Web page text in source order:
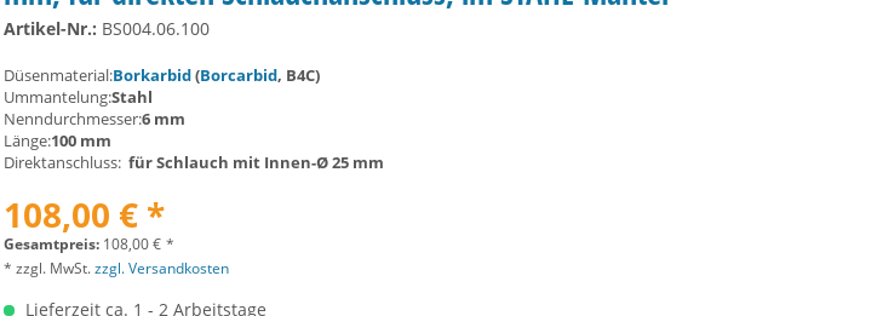
Artikel-Nr.: BS004.06.100
Düsenmaterial:Borkarbid(Borcarbid, B4C)
Ummantelung:Stahl
Nenndurchmesser:6 mm
Länge:100 mm
Direktanschluss: für Schlauch mit Innen-Ø 25 mm
108,00 € *
Gesamtpreis: 108,00€ *
* zzgl. MwSt.zzgl. Versandkosten
Lieferzeit ca. 1 - 2 Arbeitstage